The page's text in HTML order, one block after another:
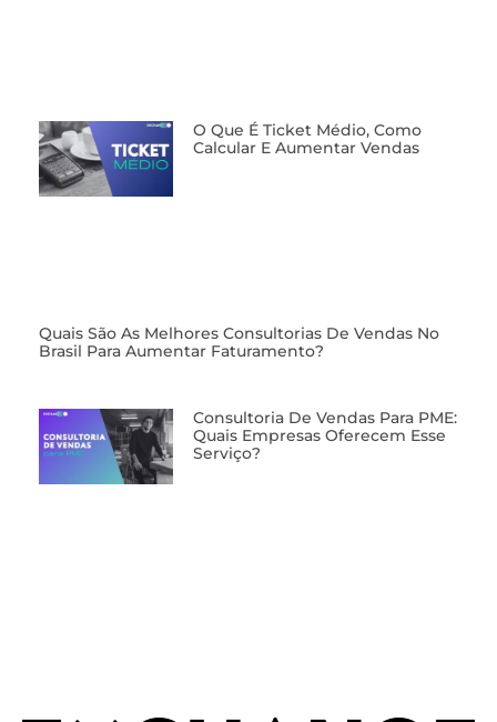
O Que É Ticket Médio, Como
Calcular E Aumentar Vendas
⁠Quais São As Melhores Consultorias De Vendas No
Brasil Para Aumentar Faturamento?
⁠Consultoria De Vendas Para PME:
Quais Empresas Oferecem Esse
Serviço?